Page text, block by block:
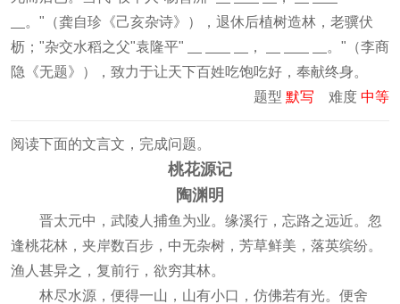
。"（龚自珍《己亥杂诗》），退休后植树造林，老骥伏
枥；"杂交水稻之父"袁隆平"
，
。"（李商
隐《无题》），致力于让天下百姓吃饱吃好，奉献终身。
题型 默写 难度 中等
阅读下面的文言文，完成问题。
桃花源记
陶渊明
晋太元中，武陵人捕鱼为业。缘溪行，忘路之远近。忽
逢桃花林，夹岸数百步，中无杂树，芳草鲜美，落英缤纷。
渔人甚异之，复前行，欲穷其林。
林尽水源，便得一山，山有小口，仿佛若有光。便舍